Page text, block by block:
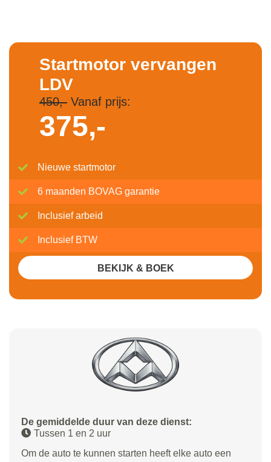
De gemiddelde duur van deze dienst:
Tussen 1 en 2 uur
Om de auto te kunnen starten heeft elke auto een
Startmotor vervangen
LDV
450,-Vanaf prijs:
375,-
Nieuwe startmotor
6 maanden BOVAG garantie
Inclusief arbeid
Inclusief BTW
BEKIJK & BOEK